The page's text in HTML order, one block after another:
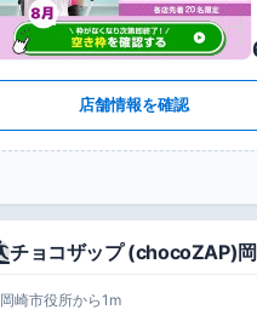
店舗情報を確認
チョコザップ (chocoZAP)
岡崎市役所から1m